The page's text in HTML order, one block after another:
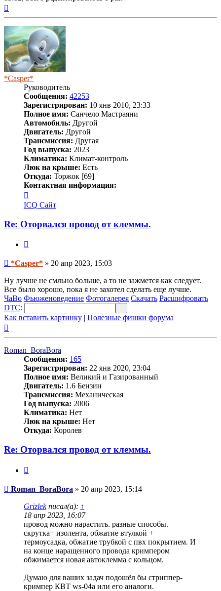
*Casper*
Руководитель
Сообщения: 42253
Зарегистрирован: 10 янв 2010, 23:33
Полное имя: Санчело Мастраяни
Автомобиль: Другой
Двигатель: Другой
Трансмиссия: Другая
Год выпуска: 2023
Климатика: Климат-контроль
Люк на крыше: Есть
Откуда: Торжок [69]
Контактная информация:
информация
пользователя
ICQ Сайт
Re: Оторвался провод от клеммы.
Сообщение
*Casper* » 20 апр 2023, 15:03
Ну лучше не смльно больше, а то не зажмется как следует.
Все было хорошо, пока я не захотел сделать еще лучше.
ЧаВо Фьюженоведение Фотогалерея Скачать Расшифровать
DTC:
Как вставить картинку | Полезные фишки форума
Roman_BoraBora
Сообщения: 165
Зарегистрирован: 22 янв 2020, 23:04
Полное имя: Великий и Газированный
Двигатель: 1.6 Бензин
Трансмиссия: Механическая
Год выпуска: 2006
Климатика: Нет
Люк на крыше: Нет
Откуда: Королев
Re: Оторвался провод от клеммы.
Сообщение
Roman_BoraBora » 20 апр 2023, 15:14
Grizlekписал(а): ↑
18 апр 2023, 16:07
провод можно нарастить. разные способы.
скрутка+ изолента, обжатие втулкой +
термоусадка, обжатие трубкой с пвх покрытием. И
на конце наращенного провода кримпером
обжимается новая автоклемма с кольцом.
Думаю для ваших задач подошёл бы стриппер-
кримпер КВТ ws-04a или его аналоги.